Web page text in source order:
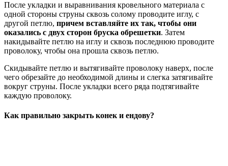
После укладки и выравнивания кровельного материала с
одной стороны струны сквозь солому проводите иглу, с
другой петлю, причем вставляйте их так, чтобы они
оказались с двух сторон бруска обрешетки. Затем
накидывайте петлю на иглу и сквозь последнюю проводите
проволоку, чтобы она прошла сквозь петлю.
Скидывайте петлю и вытягивайте проволоку наверх, после
чего обрезайте до необходимой длины и слегка затягивайте
вокруг струны. После укладки всего ряда подтягивайте
каждую проволоку.
Как правильно закрыть конек и ендову?